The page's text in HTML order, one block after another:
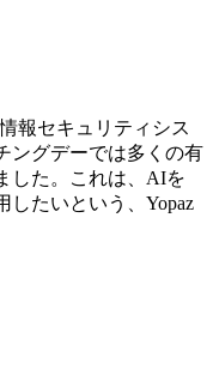
報セキュリティシス
ングデーでは多くの有
した。これは、AIを
したいという、Yopaz